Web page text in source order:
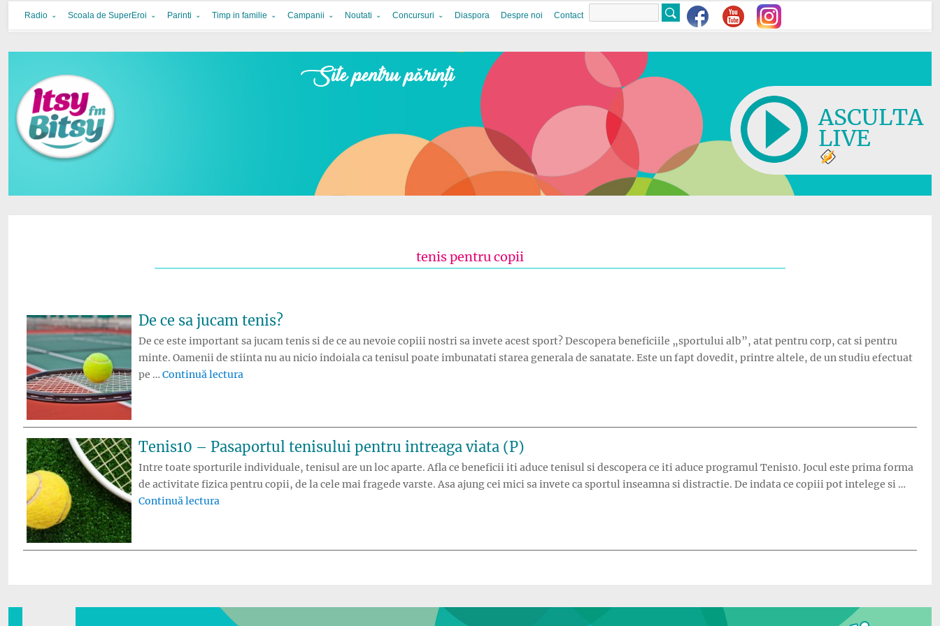
Itsy Bitsy
bucurie in familie
Radio Scoala de SuperEroi Parinti Timp in familie Campanii Noutati Concursuri Diaspora Despre noi Contact
ASCULTA
LIVE
tenis pentru copii
De ce sa jucam tenis?
De ce este important sa jucam tenis si de ce au nevoie copiii nostri sa invete acest sport? Descopera beneficiile „sportului alb”, atat pentru corp, cat si pentru
minte. Oamenii de stiinta nu au nicio indoiala ca tenisul poate imbunatati starea generala de sanatate. Este un fapt dovedit, printre altele, de un studiu efectuat
pe … Continuă lectura
Tenis10 – Pasaportul tenisului pentru intreaga viata (P)
Intre toate sporturile individuale, tenisul are un loc aparte. Afla ce beneficii iti aduce tenisul si descopera ce iti aduce programul Tenis10. Jocul este prima forma
de activitate fizica pentru copii, de la cele mai fragede varste. Asa ajung cei mici sa invete ca sportul inseamna si distractie. De indata ce copiii pot intelege si …
Continuă lectura